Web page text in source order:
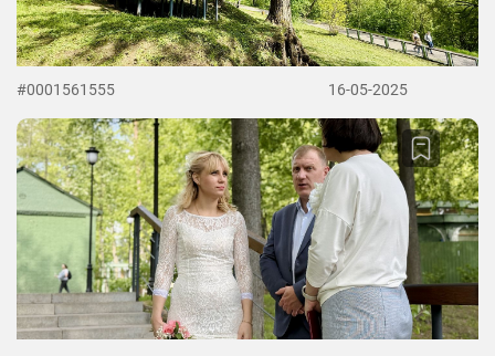
#0001561555 16-05-2025